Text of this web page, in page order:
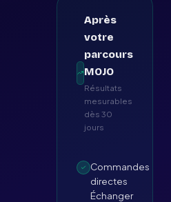
Après
votre
parcours
MOJO
Résultats
mesurables
dès 30
jours
Commandes
directes
Échanger